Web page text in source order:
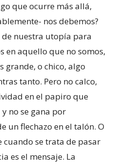
que ocurre más allá,
nos debemos?
nuestra utopía para
en aquello que no somos,
grande, o chico, algo
tanto. Pero no calco,
en el papiro que
no se gana por
un flechazo en el talón. O
cuando se trata de pasar
es el mensaje. La